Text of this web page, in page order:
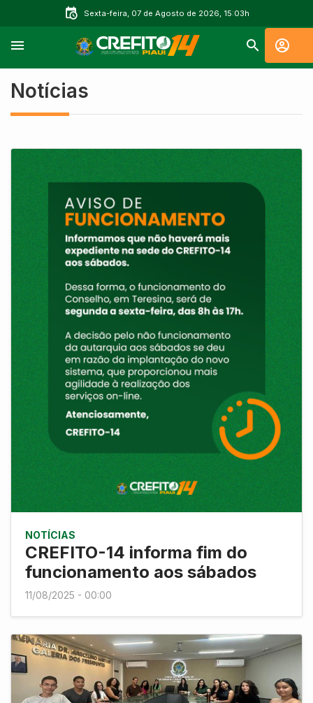
Sexta-feira, 07 de Agosto de 2026, 15:03h
Notícias
NOTÍCIAS
CREFITO-14 informa fim do
funcionamento aos sábados
11/08/2025 - 00:00